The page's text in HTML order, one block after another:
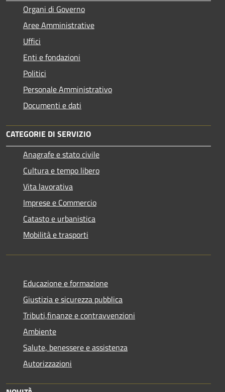
Organi di Governo
Aree Amministrative
Uffici
Enti e fondazioni
Politici
Personale Amministrativo
Documenti e dati
CATEGORIE DI SERVIZIO
Anagrafe e stato civile
Cultura e tempo libero
Vita lavorativa
Imprese e Commercio
Catasto e urbanistica
Mobilità e trasporti
Educazione e formazione
Giustizia e sicurezza pubblica
Tributi,finanze e contravvenzioni
Ambiente
Salute, benessere e assistenza
Autorizzazioni